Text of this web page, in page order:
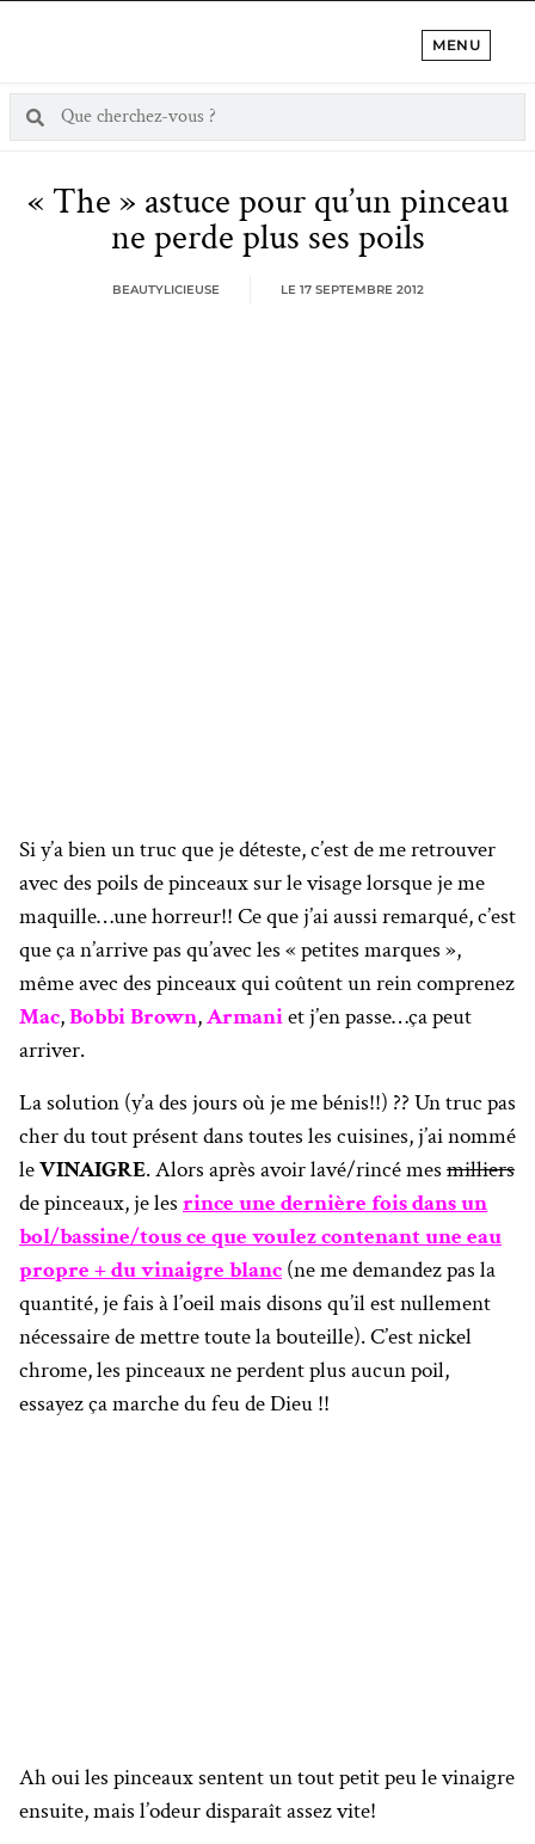
MENU
« The » astuce pour qu’un pinceau
ne perde plus ses poils
BEAUTYLICIEUSE LE 17 SEPTEMBRE 2012
Si y’a bien un truc que je déteste, c’est de me retrouver
avec des poils de pinceaux sur le visage lorsque je me
maquille…une horreur!! Ce que j’ai aussi remarqué, c’est
que ça n’arrive pas qu’avec les « petites marques »,
même avec des pinceaux qui coûtent un rein comprenez
Mac,Bobbi Brown,Armaniet j’en passe…ça peut
arriver.
La solution (y’a des jours où je me bénis!!) ?? Un truc pas
cher du tout présent dans toutes les cuisines, j’ai nommé
leVINAIGRE. Alors après avoir lavé/rincé mes milliers
de pinceaux, je les rince une dernière fois dans un
bol/bassine/tous ce que voulez contenant une eau
propre + du vinaigre blanc (ne me demandez pas la
quantité, je fais à l’oeil mais disons qu’il est nullement
nécessaire de mettre toute la bouteille). C’est nickel
chrome, les pinceaux ne perdent plus aucun poil,
essayez ça marche du feu de Dieu !!
Ah oui les pinceaux sentent un tout petit peu le vinaigre
ensuite, mais l’odeur disparaît assez vite!